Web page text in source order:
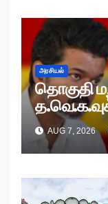
அரசியல்
தொகுதி
AUG 7, 2026